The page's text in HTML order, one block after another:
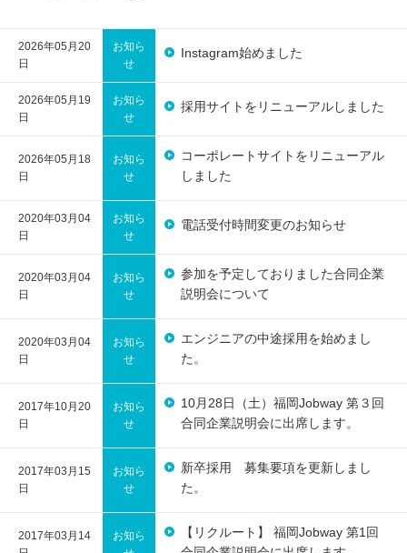
2026年05月20
日
お知ら
せ
Instagram始めました
2026年05月19
日
お知ら
せ
採用サイトをリニューアルしました
2026年05月18
日
お知ら
せ
コーポレートサイトをリニューアル
しました
2020年03月04
日
お知ら
せ
電話受付時間変更のお知らせ
2020年03月04
日
お知ら
せ
参加を予定しておりました合同企業
説明会について
2020年03月04
日
お知ら
せ
エンジニアの中途採用を始めまし
た。
2017年10月20
日
お知ら
せ
10月28日（土）福岡Jobway 第３回
合同企業説明会に出席します。
2017年03月15
日
お知ら
せ
新卒採用 募集要項を更新しまし
た。
2017年03月14
お知ら
【リクルート】 福岡Jobway 第1回